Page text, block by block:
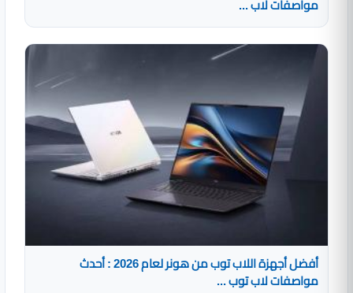
مواصفات لاب ...
أفضل أجهزة اللاب توب من هونر لعام 2026 : أحدث
مواصفات لاب توب ...